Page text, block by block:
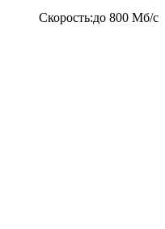
Скорость:до 800 Мб/c